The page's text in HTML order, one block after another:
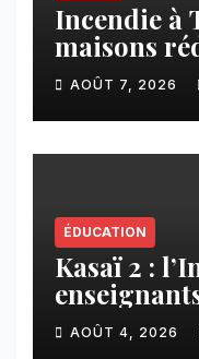
Incendie à
maisons
plusieurs
AOÛT 7, 2026
ÉDUCATION
Kasaï 2 :
imposée
AOÛT 4, 2026